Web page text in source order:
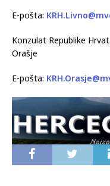
E-pošta:
Konzulat Republike
Orašje
E-pošta: